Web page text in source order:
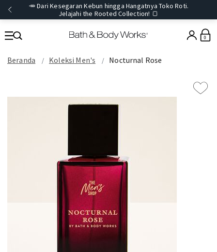
🥕 Dari Kesegaran Kebun hingga Hangatnya Toko Roti.
Jelajahi the Rooted Collection! 🍞
0
Beranda Koleksi Men's Nocturnal Rose